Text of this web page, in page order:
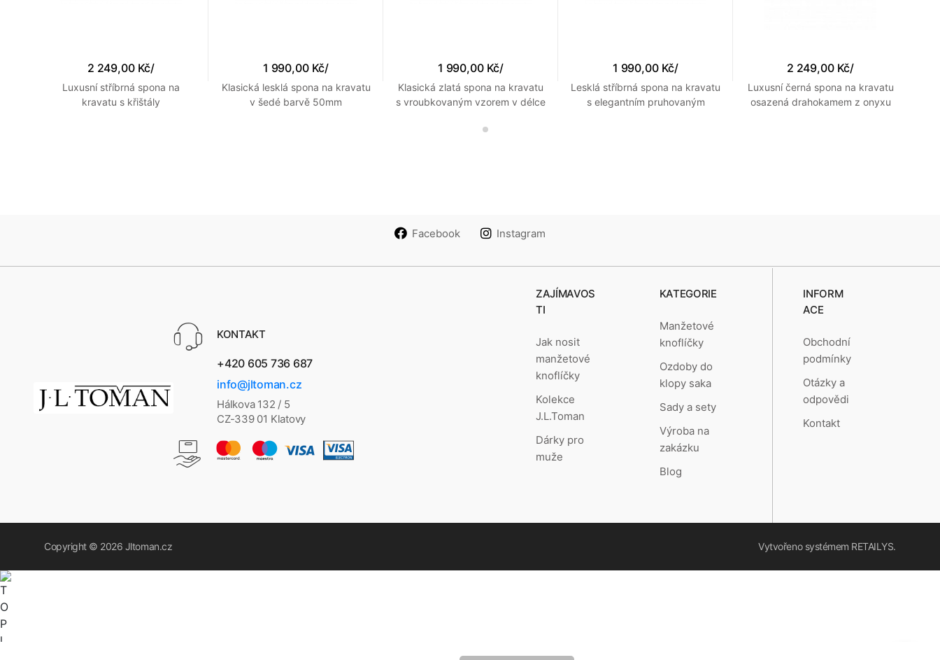
2 249,00 Kč/
Luxusní stříbrná spona na
kravatu s křištály
1 990,00 Kč/
Klasická lesklá spona na kravatu
v šedé barvě 50mm
1 990,00 Kč/
Klasická zlatá spona na kravatu
s vroubkovaným vzorem v délce
1 990,00 Kč/
Lesklá stříbrná spona na kravatu
s elegantním pruhovaným
2 249,00 Kč/
Luxusní černá spona na kravatu
osazená drahokamem z onyxu
Facebook Instagram
KONTAKT
+420 605 736 687
info@jltoman.cz
Hálkova 132 / 5
CZ-339 01 Klatovy
ZAJÍMAVOS
TI
Jak nosit
manžetové
knoflíčky
Kolekce
J.L.Toman
Dárky pro
muže
KATEGORIE
Manžetové
knoflíčky
Ozdoby do
klopy saka
Sady a sety
Výroba na
zakázku
Blog
INFORM
ACE
Obchodní
podmínky
Otázky a
odpovědi
Kontakt
Copyright © 2026 Jltoman.cz Vytvořeno systémem RETAILYS.